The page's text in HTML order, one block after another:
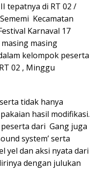
tepatnya di RT 02 /
Kecamatan
Karnaval 17
masing
kelompok peserta
02 , Minggu
tidak hanya
hasil modifikasi.
dari Gang juga
system’ serta
yel dan aksi nyata dari
dengan julukan